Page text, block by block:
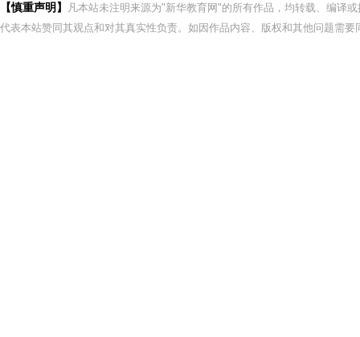
【慎重声明】
凡本站未注明来源为"新华教育网"的所有作品，均转载、编译
代表本站赞同其观点和对其真实性负责。如因作品内容、版权和其他问题需